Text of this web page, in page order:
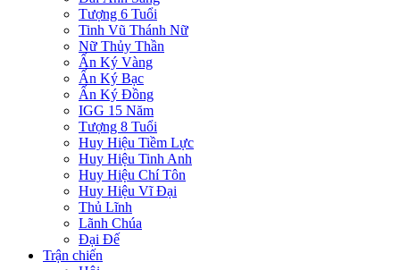
Tượng 6 Tuổi
Tinh Vũ Thánh Nữ
Nữ Thủy Thần
Ấn Ký Vàng
Ấn Ký Bạc
Ấn Ký Đồng
IGG 15 Năm
Tượng 8 Tuổi
Huy Hiệu Tiềm Lực
Huy Hiệu Tinh Anh
Huy Hiệu Chí Tôn
Huy Hiệu Vĩ Đại
Thủ Lĩnh
Lãnh Chúa
Đại Đế
Trận chiến